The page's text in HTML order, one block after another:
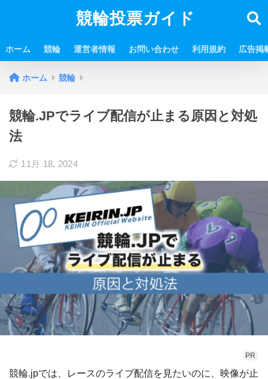
競輪投票ガイド
ホーム 競輪 運営者情報 お問い合わせ 利用規約 広告掲
ホーム 競輪
競輪.JPでライブ配信が止まる原因と対処
法
11月 18, 2024
PR
競輪.jpでは、レースのライブ配信を見たいのに、映像が止